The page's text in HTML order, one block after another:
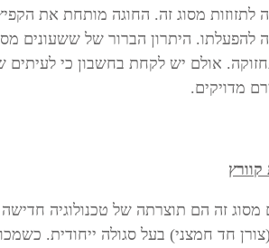
לתזוזות מסוג זה. החוגה מותחת את
להפעלתו. היתרון הברור של ששעונים
אולם יש לקחת בחשבון כי לעיתים
מדויקים.
קוורץ
מסוג זה הם תוצרתה של טכנולוגיה
חד חמצני) בעל סגולה ייחודית.